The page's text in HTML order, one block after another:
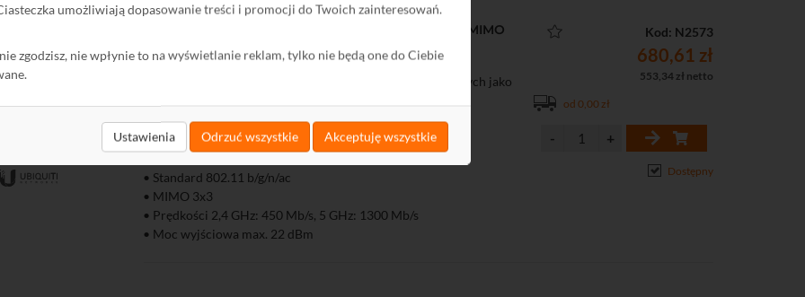
umożliwiają dopasowanie treści i promocji do Twoich zainteresowań.
zgodzisz, nie wpłynie to na wyświetlanie reklam, tylko nie będą one do Ciebie
Ustawienia Odrzuć wszystkie Akceptuję wszystkie
Punkt dostępowy Ubiquiti UniFi UAP-AC-PRO-EU MIMO
3x3 802.11b/g/n/ac 450+1300 Mb/s
Urządzenia Unifi przeznaczone są do zastosowań biznesowych jako
tworzenia sieci bezprzewodowej.
• Standard 802.11 b/g/n/ac
• MIMO 3x3
• Prędkości 2,4 GHz: 450 Mb/s, 5 GHz: 1300 Mb/s
• Moc wyjściowa max. 22 dBm
Kod: N2573
680,61 zł
553,34 zł netto
od 0,00 zł
Dostępny